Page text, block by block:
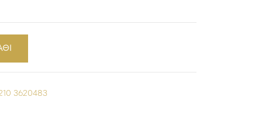
3620483